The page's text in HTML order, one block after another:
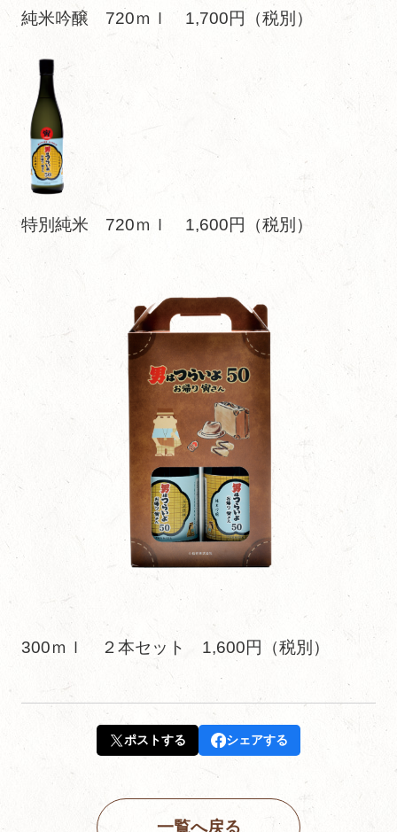
純米吟醸 720ｍｌ 1,700円（税別）
特別純米 720ｍｌ 1,600円（税別）
300ｍｌ ２本セット 1,600円（税別）
ポストする シェアする
一覧へ戻る